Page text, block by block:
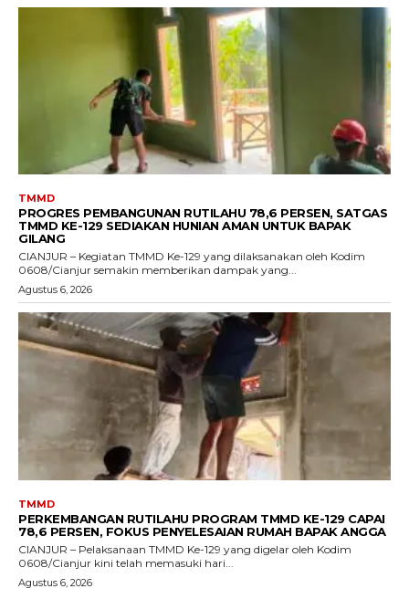
TMMD
PROGRES PEMBANGUNAN RUTILAHU 78,6 PERSEN, SATGAS
TMMD KE-129 SEDIAKAN HUNIAN AMAN UNTUK BAPAK
GILANG
CIANJUR – Kegiatan TMMD Ke-129 yang dilaksanakan oleh Kodim
0608/Cianjur semakin memberikan dampak yang...
Agustus 6, 2026
TMMD
PERKEMBANGAN RUTILAHU PROGRAM TMMD KE-129 CAPAI
78,6 PERSEN, FOKUS PENYELESAIAN RUMAH BAPAK ANGGA
CIANJUR – Pelaksanaan TMMD Ke-129 yang digelar oleh Kodim
0608/Cianjur kini telah memasuki hari...
Agustus 6, 2026